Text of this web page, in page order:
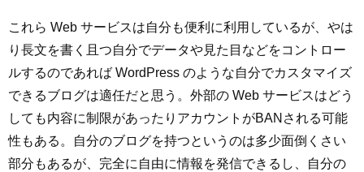
これら Web サービスは自分も便利に利用しているが、やは
り長文を書く且つ自分でデータや見た目などをコントロー
ルするのであれば WordPress のような自分でカスタマイズ
できるブログは適任だと思う。外部の Web サービスはどう
しても内容に制限があったりアカウントがBANされる可能
性もある。自分のブログを持つというのは多少面倒くさい
部分もあるが、完全に自由に情報を発信できるし、自分の